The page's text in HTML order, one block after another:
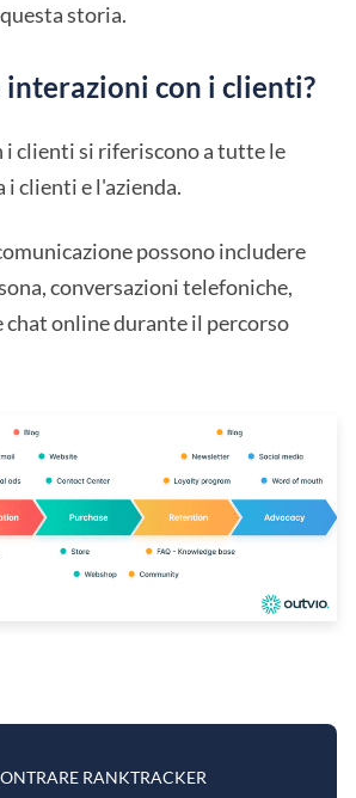
storia.
interazioni con i clienti?
i clienti si riferiscono a tutte le
clienti e l'azienda.
possono includere
conversazioni telefoniche,
chat online durante il percorso
RANKTRACKER